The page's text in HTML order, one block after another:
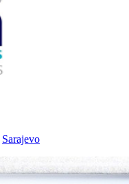
Sarajevo